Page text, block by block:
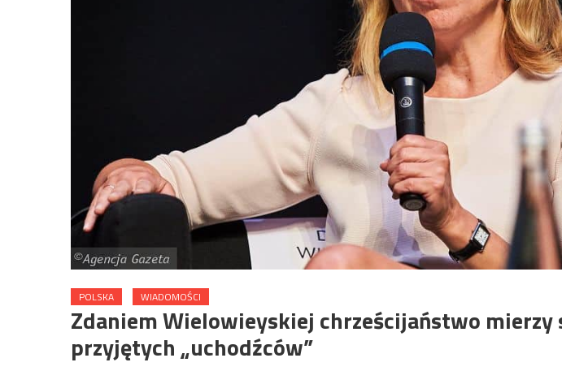
POLSKA WIADOMOŚCI
Zdaniem Wielowieyskiej chrześcijaństwo mierzy
przyjętych „uchodźców”